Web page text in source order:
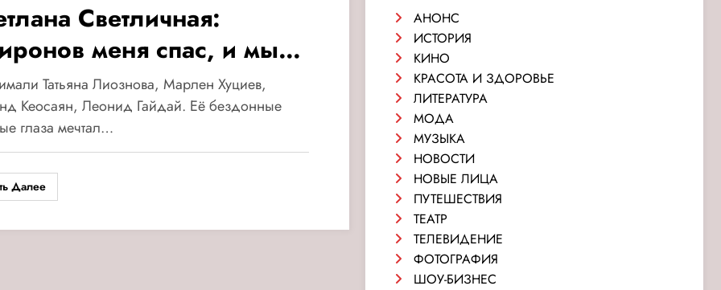
Светличная:
меня спас, и мы
Татьяна Лиознова, Марлен Хуциев,
Кеосаян, Леонид Гайдай. Её бездонные
глаза мечтал…
Далее
АНОНС
ИСТОРИЯ
КИНО
КРАСОТА И ЗДОРОВЬЕ
ЛИТЕРАТУРА
МОДА
МУЗЫКА
НОВОСТИ
НОВЫЕ ЛИЦА
ПУТЕШЕСТВИЯ
ТЕАТР
ТЕЛЕВИДЕНИЕ
ФОТОГРАФИЯ
ШОУ-БИЗНЕС